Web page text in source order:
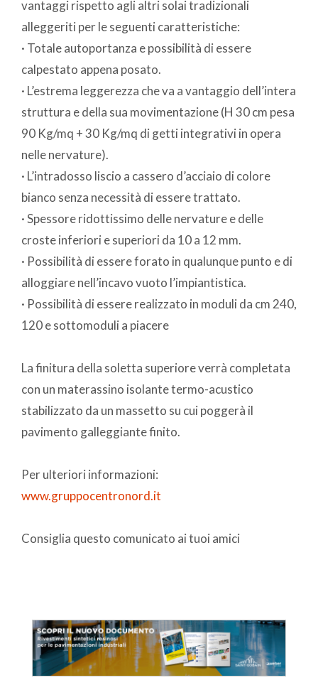
vantaggi rispetto agli altri solai tradizionali
alleggeriti per le seguenti caratteristiche:
· Totale autoportanza e possibilità di essere
calpestato appena posato.
· L’estrema leggerezza che va a vantaggio dell’intera
struttura e della sua movimentazione (H 30 cm pesa
90 Kg/mq + 30 Kg/mq di getti integrativi in opera
nelle nervature).
· L’intradosso liscio a cassero d’acciaio di colore
bianco senza necessità di essere trattato.
· Spessore ridottissimo delle nervature e delle
croste inferiori e superiori da 10 a 12 mm.
· Possibilità di essere forato in qualunque punto e di
alloggiare nell’incavo vuoto l’impiantistica.
· Possibilità di essere realizzato in moduli da cm 240,
120 e sottomoduli a piacere
La finitura della soletta superiore verrà completata
con un materassino isolante termo-acustico
stabilizzato da un massetto su cui poggerà il
pavimento galleggiante finito.
Per ulteriori informazioni:
www.gruppocentronord.it
Consiglia questo comunicato ai tuoi amici